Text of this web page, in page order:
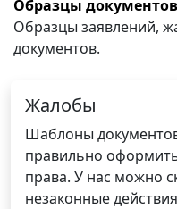
Образцы документов
Образцы заявлений,
документов.
Жалобы
Шаблоны
правильно
права. У нас можно
незаконные